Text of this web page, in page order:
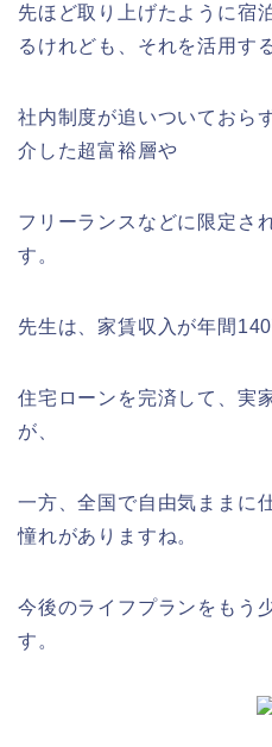
先ほど取り上げたように宿
るけれども、それを活用す
社内制度が追いついておら
介した超富裕層や
フリーランスなどに限定さ
す。
先生は、家賃収入が年間
住宅ローンを完済して、実
が、
一方、全国で自由気ままに
憧れがありますね。
今後のライフプランをもう
す。